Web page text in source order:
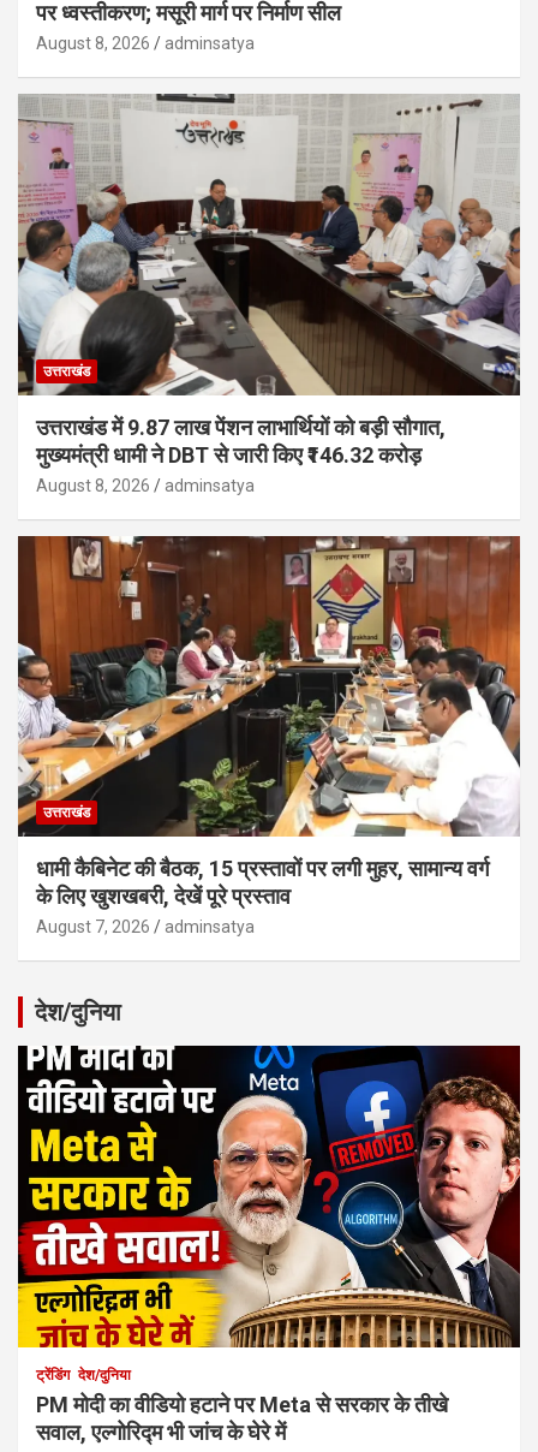
पर ध्वस्तीकरण; मसूरी मार्ग पर निर्माण सील
August 8, 2026 adminsatya
उत्तराखंड
उत्तराखंड में 9.87 लाख पेंशन लाभार्थियों को बड़ी सौगात,
मुख्यमंत्री धामी ने DBT से जारी किए ₹146.32 करोड़
August 8, 2026 adminsatya
उत्तराखंड
धामी कैबिनेट की बैठक, 15 प्रस्तावों पर लगी मुहर, सामान्य वर्ग
के लिए खुशखबरी, देखें पूरे प्रस्ताव
August 7, 2026 adminsatya
देश/दुनिया
ट्रेंडिंग देश/दुनिया
PM मोदी का वीडियो हटाने पर Meta से सरकार के तीखे
सवाल, एल्गोरिद्म भी जांच के घेरे में